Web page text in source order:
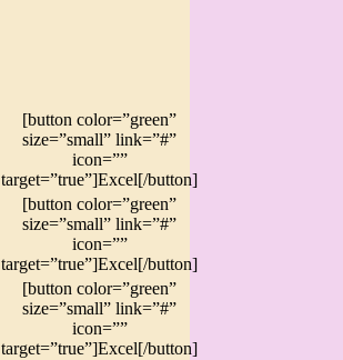
[button color=”green”
size=”small” link=”#”
icon=””
target=”true”]Excel[/button]
[button color=”green”
size=”small” link=”#”
icon=””
target=”true”]Excel[/button]
[button color=”green”
size=”small” link=”#”
icon=””
target=”true”]Excel[/button]